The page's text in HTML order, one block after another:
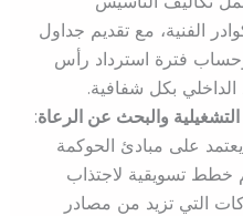
الفنية، مع تقديم جداول
فترة استرداد رأس
الداخلي بكل شفافية.
والبحث عن الرعاة:
على مبادئ الحوكمة
خطط تسويقية لاجتذاب
التي تزيد من مصادر